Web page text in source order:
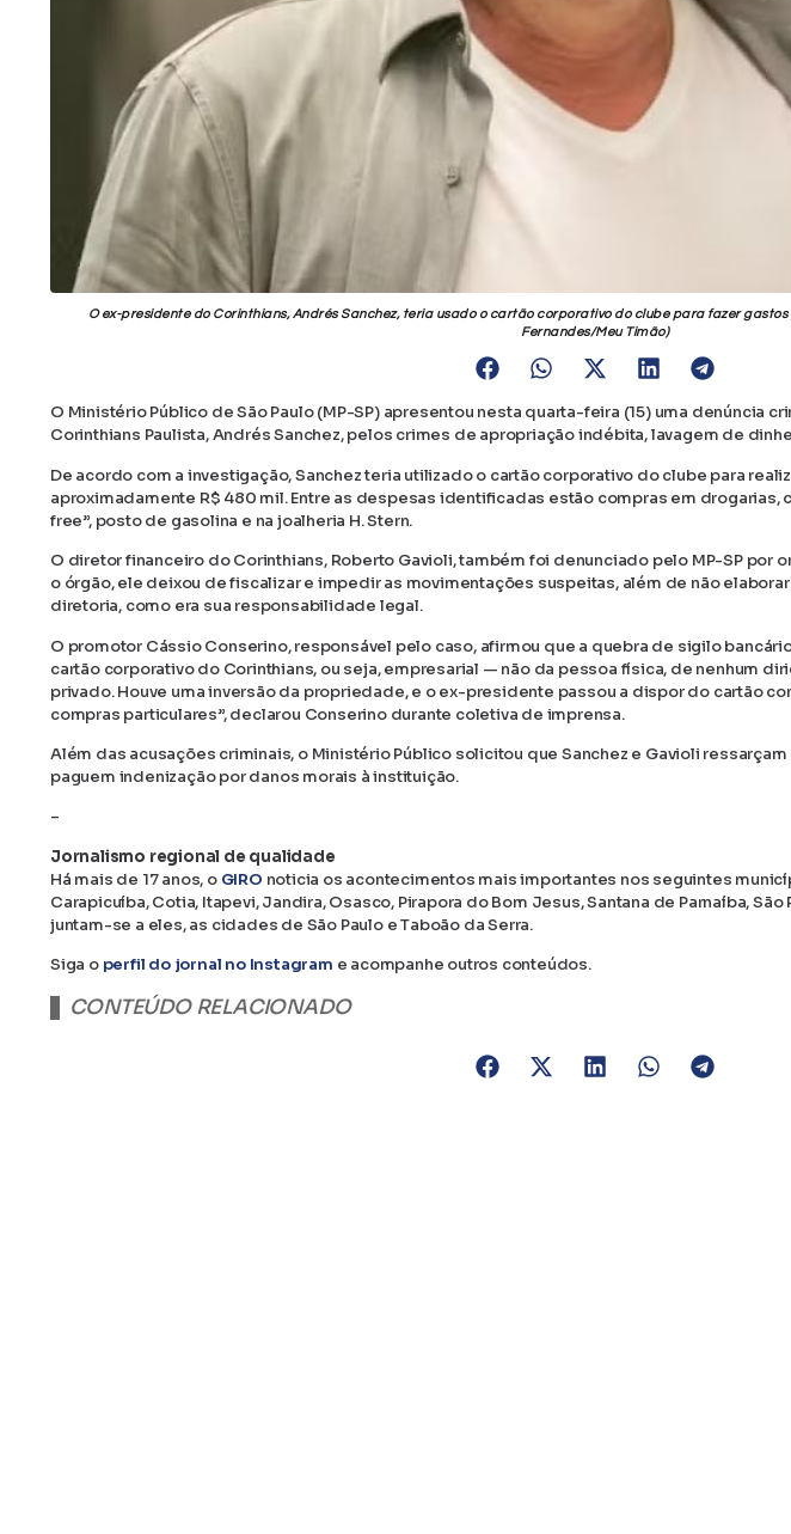
O ex-presidente do Corinthians, Andrés Sanchez, teria usado o cartão corporativo do clube para fazer
Fernandes/Meu Timão)
O Ministério Público de São Paulo (MP-SP) apresentou nesta quarta-feira (15) uma denúncia
Corinthians Paulista, Andrés Sanchez, pelos crimes de apropriação indébita, lavagem de
De acordo com a investigação, Sanchez teria utilizado o cartão corporativo do clube para
aproximadamente R$ 480 mil. Entre as despesas identificadas estão compras em drogarias,
free”, posto de gasolina e na joalheria H. Stern.
O diretor financeiro do Corinthians, Roberto Gavioli, também foi denunciado pelo MP-SP por
o órgão, ele deixou de fiscalizar e impedir as movimentações suspeitas, além de não
diretoria, como era sua responsabilidade legal.
O promotor Cássio Conserino, responsável pelo caso, afirmou que a quebra de sigilo
cartão corporativo do Corinthians, ou seja, empresarial — não da pessoa física, de nenhum
privado. Houve uma inversão da propriedade, e o ex-presidente passou a dispor do cartão
compras particulares”, declarou Conserino durante coletiva de imprensa.
Além das acusações criminais, o Ministério Público solicitou que Sanchez e Gavioli
paguem indenização por danos morais à instituição.
–
Jornalismo regional de qualidade
Há mais de 17 anos, o GIRO noticia os acontecimentos mais importantes nos seguintes
Carapicuíba, Cotia, Itapevi, Jandira, Osasco, Pirapora do Bom Jesus, Santana de Parnaíba,
juntam-se a eles, as cidades de São Paulo e Taboão da Serra.
Siga o perfil do jornal no Instagram e acompanhe outros conteúdos.
CONTEÚDO RELACIONADO